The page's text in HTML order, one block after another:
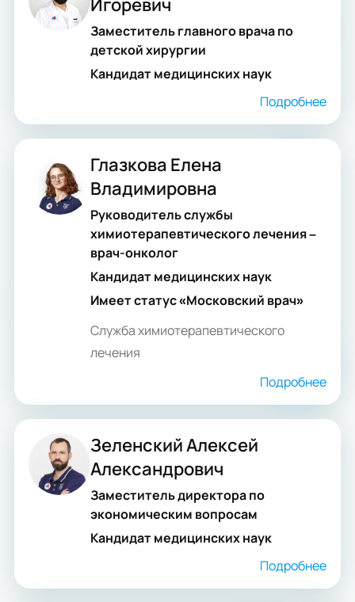
Игоревич
Заместитель главного врача по
детской хирургии
Кандидат медицинских наук
Подробнее
Глазкова Елена
Владимировна
Руководитель службы
химиотерапевтического лечения –
врач-онколог
Кандидат медицинских наук
Имеет статус «Московский врач»
Служба химиотерапевтического
лечения
Подробнее
Зеленский Алексей
Александрович
Заместитель директора по
экономическим вопросам
Кандидат медицинских наук
Подробнее